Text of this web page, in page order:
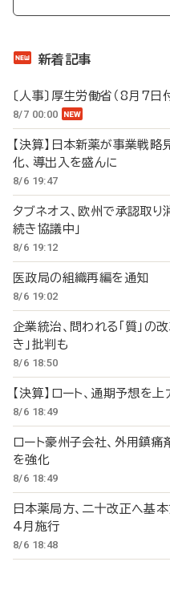
新着記事
〔人事〕厚生労働省（8月7
8/7 00:00
【決算】日本新薬が事業
化、導出入を盛んに
8/6 19:47
タブネオス、欧州で承認取
続き協議中」
8/6 19:12
医政局の組織再編を通知
8/6 19:02
企業統治、問われる「質」
き」批判も
8/6 18:50
【決算】ロート、通期予想
8/6 18:49
ロート豪州子会社、外用鎮
を強化
8/6 18:49
日本薬局方、二十改正へ
4月施行
8/6 18:48